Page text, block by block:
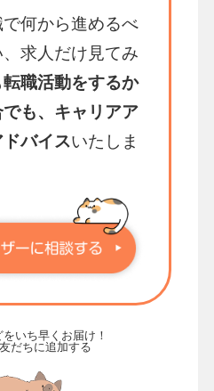
何から進めるべ
求人だけ見てみ
転職活動をするか
も、キャリアア
ドバイスいたしま
いち早くお届け！
だちに追加する